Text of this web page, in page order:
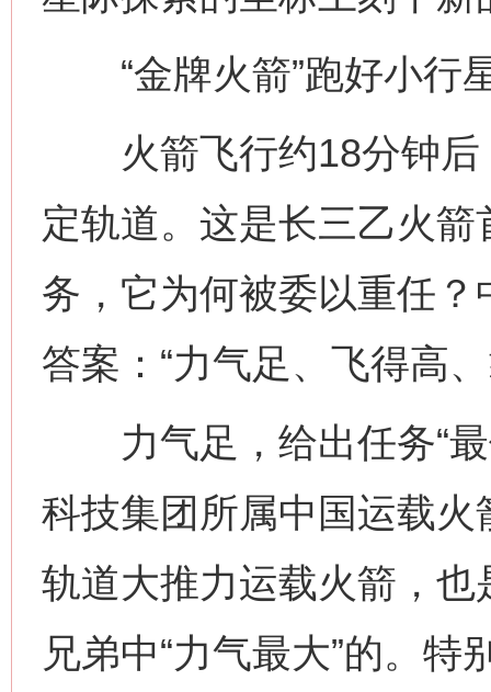
“金牌火箭”跑好小行星
火箭飞行约18分钟后
定轨道。这是长三乙火
务，它为何被委以重任
答案：“力气足、飞得高
力气足，给出任务“最
科技集团所属中国运载
轨道大推力运载火箭，也
兄弟中“力气最大”的。